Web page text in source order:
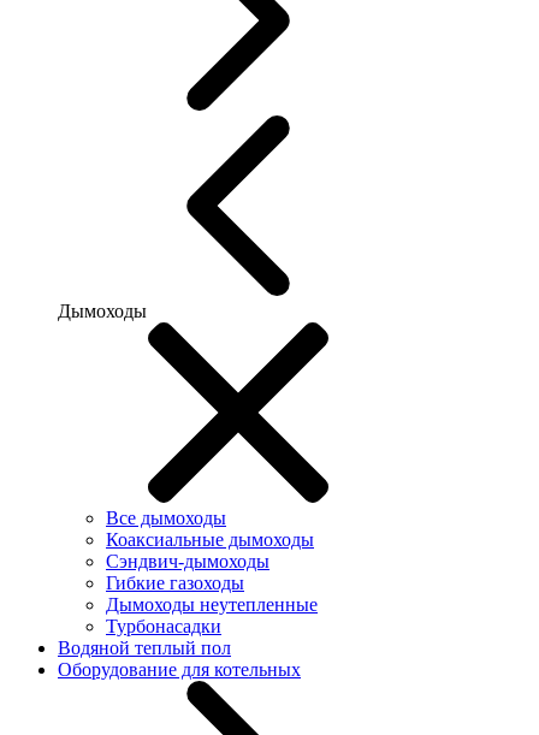
Дымоходы
Все дымоходы
Коаксиальные дымоходы
Сэндвич-дымоходы
Гибкие газоходы
Дымоходы неутепленные
Турбонасадки
Водяной теплый пол
Оборудование для котельных